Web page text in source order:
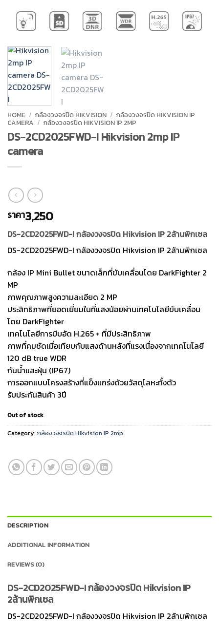
HOME / กล้องวงจรปิด HIKVISION / กล้องวงจรปิด HIKVISION IP
CAMERA / กล้องวงจรปิด HIKVISION IP 2MP
DS-2CD2025FWD-I Hikvision 2mp IP
camera
ราคา3,250
DS-2CD2025FWD-I กล้องวงจรปิด Hikvision IP 2ล้านพิกเซล
DS-2CD2025FWD-I กล้องวงจรปิด Hikvision IP 2ล้านพิกเซล
กล้อง IP Mini Bullet ขนาดเล็กที่ขับเคลื่อนโดย DarkFighter 2
MP
ภาพคุณภาพสูงความละเอียด 2 MP
ประสิทธิภาพที่ยอดเยี่ยมในที่แสงน้อยผ่านเทคโนโลยีขับเคลื่อน
โดย DarkFighter
เทคโนโลยีการบีบอัด H.265 + ที่มีประสิทธิภาพ
ภาพที่คมชัดเมื่อเทียบกับแสงด้านหลังที่แรงเนื่องจากเทคโนโลยี
120 dB true WDR
กันน้ำและฝุ่น (IP67)
การออกแบบโครงสร้างที่แข็งแกร่งด้วยวัสดุโลหะทั้งตัว
รับประกันสินค้า 3ปี
Out of stock
Category:กล้องวงจรปิด Hikvision IP 2mp
DESCRIPTION
ADDITIONAL INFORMATION
REVIEWS (0)
DS-2CD2025FWD-I กล้องวงจรปิด Hikvision IP
2ล้านพิกเซล
DS-2CD2025FWD-I กล้องวงจรปิด Hikvision IP 2ล้านพิกเซล